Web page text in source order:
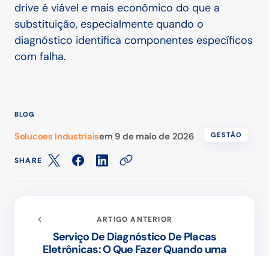
drive é viável e mais econômico do que a
substituição, especialmente quando o
diagnóstico identifica componentes específicos
com falha.
BLOG
Solucoes Industriaisem 9 de maio de 2026 GESTÃO
SHARE
ARTIGO ANTERIOR
Serviço De Diagnóstico De Placas
Eletrônicas: O Que Fazer Quando uma